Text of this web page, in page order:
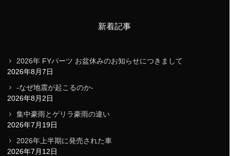
新着記事
2026年 FYパーツ お盆休みのお知らせにつきまして
2026年8月7日
-なぜ地震が起こるのか-
2026年8月2日
集中豪雨とゲリラ豪雨の違い
2026年7月19日
2026年上半期に発売された車
2026年7月12日